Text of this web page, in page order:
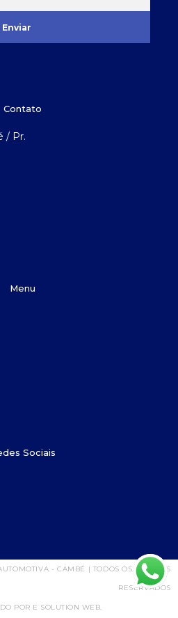
Enviar
Contato
/ Pr.
Menu
Sociais
- CAMBÉ | TODOS OS DIREITOS
RESERVADOS
POR E SOLUTION WEB.